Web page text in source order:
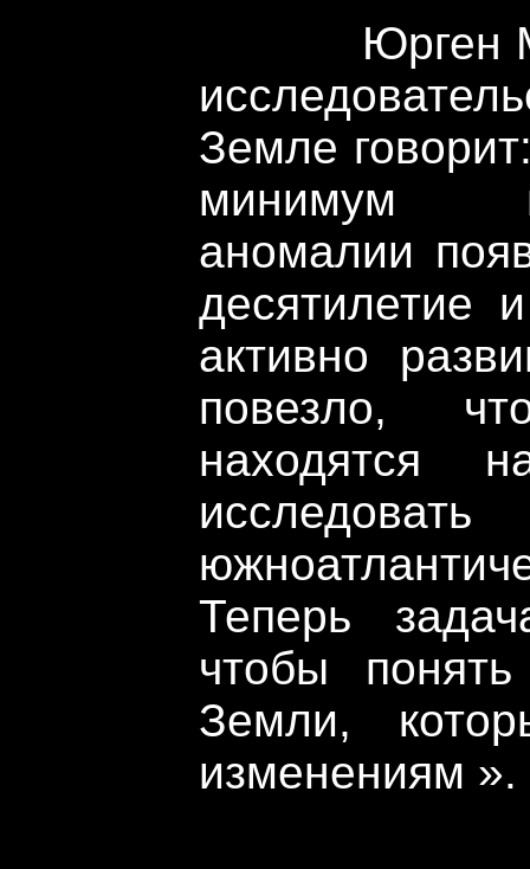
Юрген
Земле
минимум
аномалии
десятилетие
активно
повезло,
находятся
Теперь
чтобы
Земли,
изменениям ».